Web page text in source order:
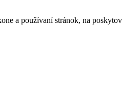
a používaní stránok, na